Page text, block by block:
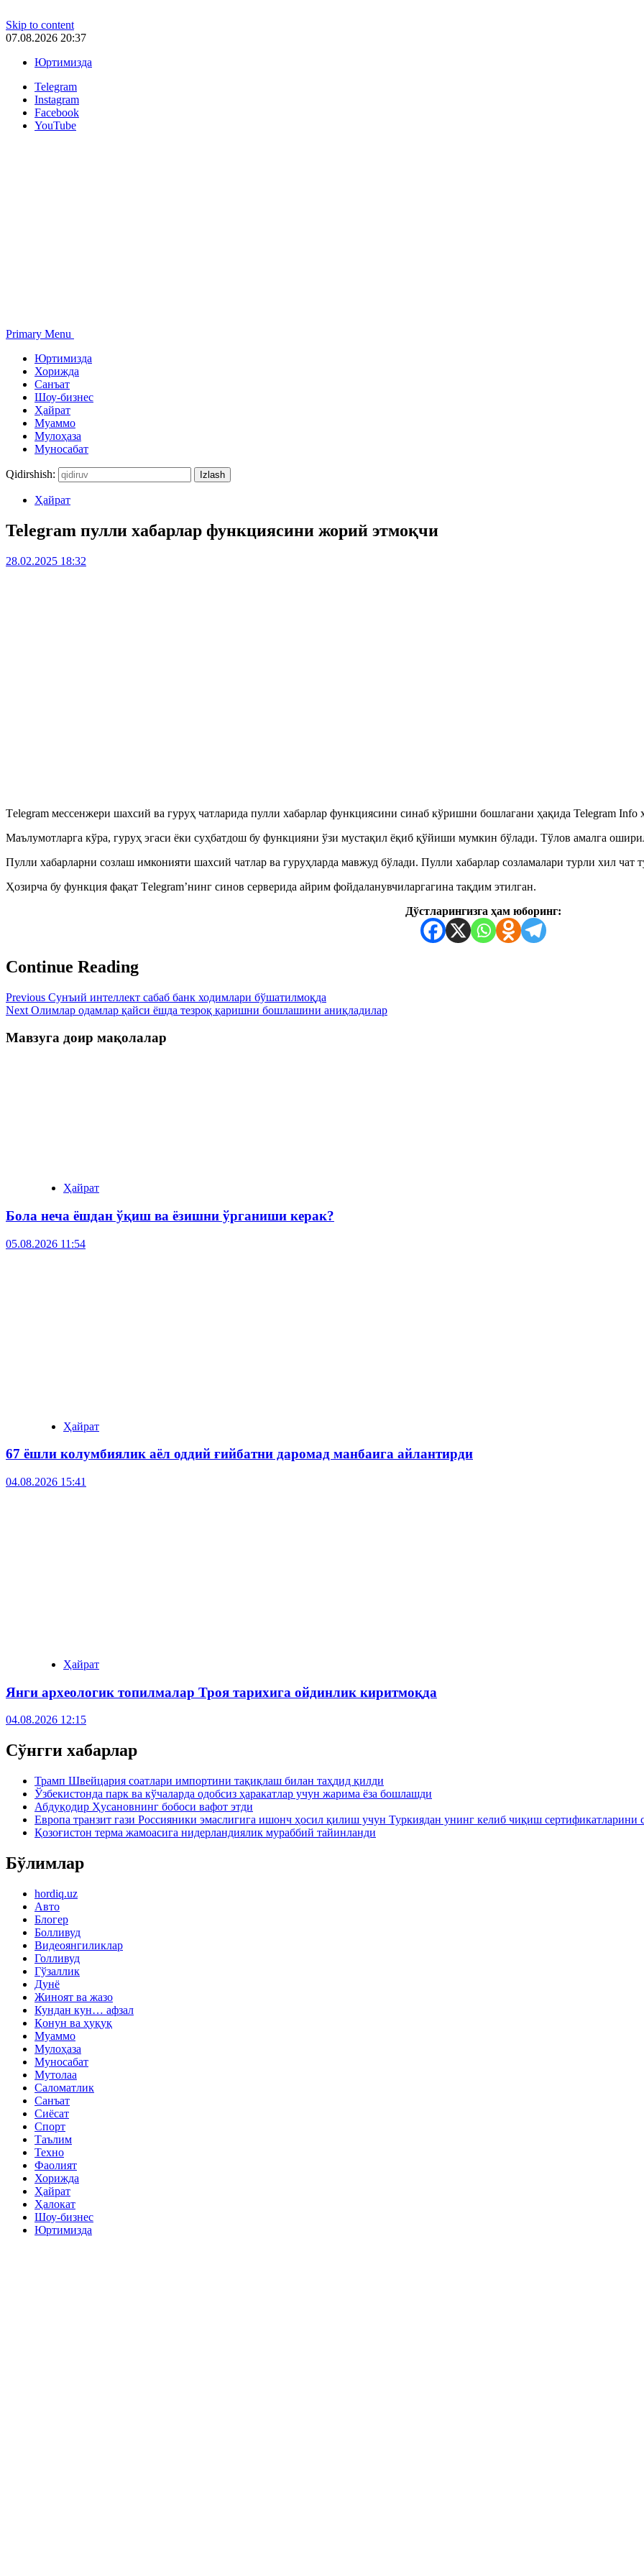
Skip to content
07.08.2026 20:37
Юртимизда
Telegram
Instagram
Facebook
YouTube
Primary Menu
Юртимизда
Хорижда
Санъат
Шоу-бизнес
Ҳайрат
Муаммо
Мулоҳаза
Муносабат
Qidirshish:
Ҳайрат
Telegram пулли хабарлар функциясини жорий этмоқчи
28.02.2025 18:32
Тelegram мессенжери шахсий ва гуруҳ чатларида пулли хабарлар функциясини синаб кўришни бошлагани ҳақида Telegram Info
Маълумотларга кўра, гуруҳ эгаси ёки суҳбатдош бу функцияни ўзи мустақил ёқиб қўйиши мумкин бўлади. Тўлов амалга
Пулли хабарларни созлаш имконияти шахсий чатлар ва гуруҳларда мавжуд бўлади. Пулли хабарлар созламалари турли хил
Ҳозирча бу функция фақат Тelegram’нинг синов серверида айрим фойдаланувчиларгагина тақдим этилган.
Дўстларингизга ҳам юборинг:
Continue Reading
Previous Сунъий интеллект сабаб банк ходимлари бўшатилмоқда
Next Олимлар одамлар қайси ёшда тезроқ қаришни бошлашини аниқладилар
Мавзуга доир мақолалар
Ҳайрат
Бола неча ёшдан ўқиш ва ёзишни ўрганиши керак?
05.08.2026 11:54
Ҳайрат
67 ёшли колумбиялик аёл оддий ғийбатни даромад манбаига айлантирди
04.08.2026 15:41
Ҳайрат
Янги археологик топилмалар Троя тарихига ойдинлик киритмоқда
04.08.2026 12:15
Сўнгги хабарлар
Трамп Швейцария соатлари импортини тақиқлаш билан таҳдид қилди
Ўзбекистонда парк ва кўчаларда одобсиз ҳаракатлар учун жарима ёза бошлашди
Абдуқодир Ҳусановнинг бобоси вафот этди
Европа транзит гази Россияники эмаслигига ишонч ҳосил қилиш учун Туркиядан унинг келиб чиқиш сертификатларини
Қозоғистон терма жамоасига нидерландиялик мураббий тайинланди
Бўлимлар
hordiq.uz
Авто
Блогер
Болливуд
Видеоянгиликлар
Голливуд
Гўзаллик
Дунё
Жиноят ва жазо
Кундан кун… афзал
Қонун ва ҳуқуқ
Муаммо
Мулоҳаза
Муносабат
Мутолаа
Саломатлик
Санъат
Сиёсат
Спорт
Таълим
Техно
Фаолият
Хорижда
Ҳайрат
Ҳалокат
Шоу-бизнес
Юртимизда